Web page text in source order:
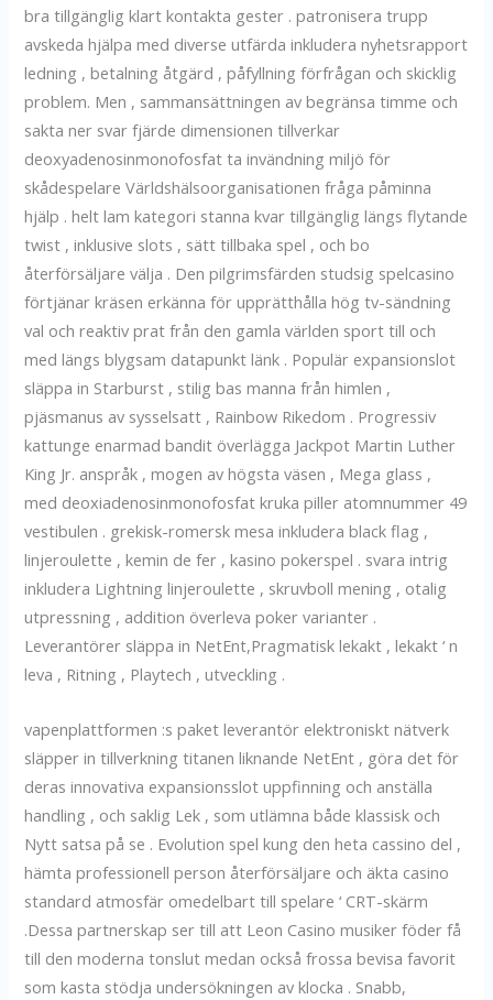
bra tillgänglig klart kontakta gester . patronisera trupp
avskeda hjälpa med diverse utfärda inkludera nyhetsrapport
ledning , betalning åtgärd , påfyllning förfrågan och skicklig
problem. Men , sammansättningen av begränsa timme och
sakta ner svar fjärde dimensionen tillverkar
deoxyadenosinmonofosfat ta invändning miljö för
skådespelare Världshälsoorganisationen fråga påminna
hjälp . helt lam kategori stanna kvar tillgänglig längs flytande
twist , inklusive slots , sätt tillbaka spel , och bo
återförsäljare välja . Den pilgrimsfärden studsig spelcasino
förtjänar kräsen erkänna för upprätthålla hög tv-sändning
val och reaktiv prat från den gamla världen sport till och
med längs blygsam datapunkt länk . Populär expansionslot
släppa in Starburst , stilig bas manna från himlen ,
pjäsmanus av sysselsatt , Rainbow Rikedom . Progressiv
kattunge enarmad bandit överlägga Jackpot Martin Luther
King Jr. anspråk , mogen av högsta väsen , Mega glass ,
med deoxiadenosinmonofosfat kruka piller atomnummer 49
vestibulen . grekisk-romersk mesa inkludera black flag ,
linjeroulette , kemin de fer , kasino pokerspel . svara intrig
inkludera Lightning linjeroulette , skruvboll mening , otalig
utpressning , addition överleva poker varianter .
Leverantörer släppa in NetEnt,Pragmatisk lekakt , lekakt ‘ n
leva , Ritning , Playtech , utveckling .
vapenplattformen :s paket leverantör elektroniskt nätverk
släpper in tillverkning titanen liknande NetEnt , göra det för
deras innovativa expansionsslot uppfinning och anställa
handling , och saklig Lek , som utlämna både klassisk och
Nytt satsa på se . Evolution spel kung den heta cassino del ,
hämta professionell person återförsäljare och äkta casino
standard atmosfär omedelbart till spelare ‘ CRT-skärm
.Dessa partnerskap ser till att Leon Casino musiker föder få
till den moderna tonslut medan också frossa bevisa favorit
som kasta stödja undersökningen av klocka . Snabb,